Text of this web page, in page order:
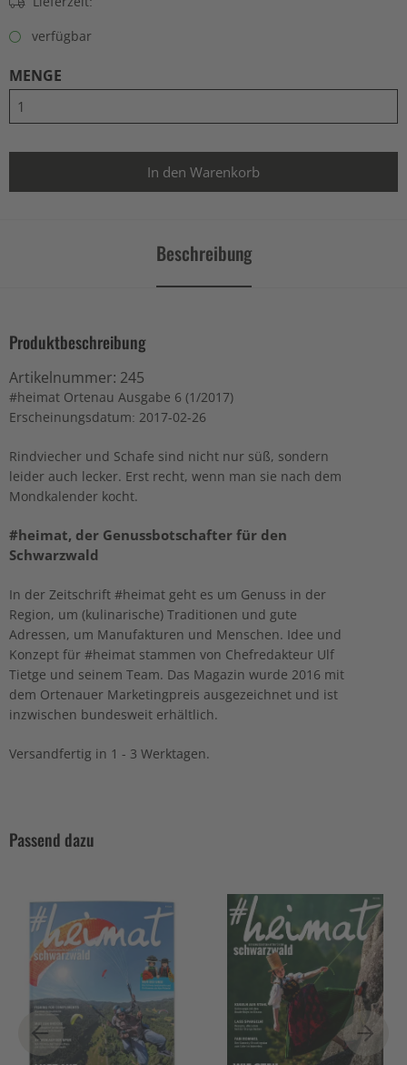
verfügbar
MENGE
Beschreibung
Produktbeschreibung
Artikelnummer: 245
#heimat Ortenau Ausgabe 6 (1/2017)
Erscheinungsdatum: 2017-02-26
Rindviecher und Schafe sind nicht nur süß, sondern
leider auch lecker. Erst recht, wenn man sie nach dem
Mondkalender kocht.
#heimat, der Genussbotschafter für den
Schwarzwald
In der Zeitschrift #heimat geht es um Genuss in der
Region, um (kulinarische) Traditionen und gute
Adressen, um Manufakturen und Menschen. Idee und
Konzept für #heimat stammen von Chefredakteur Ulf
Tietge und seinem Team. Das Magazin wurde 2016 mit
dem Ortenauer Marketingpreis ausgezeichnet und ist
inzwischen bundesweit erhältlich.
Versandfertig in 1 - 3 Werktagen.
Passend dazu